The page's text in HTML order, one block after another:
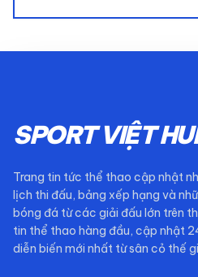
SPORT VIỆT
Trang tin tức thể thao cập nhật
lịch thi đấu, bảng xếp hạng và
bóng đá từ các giải đấu lớn trên
tin thể thao hàng đầu, cập nhật
diễn biến mới nhất từ sân cỏ thế